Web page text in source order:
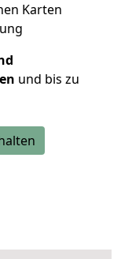
Karten
und bis zu